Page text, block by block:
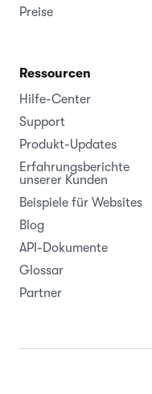
Preise
Ressourcen
Hilfe-Center
Support
Produkt-Updates
Erfahrungsberichte
unserer Kunden
Beispiele für Websites
Blog
API-Dokumente
Glossar
Partner